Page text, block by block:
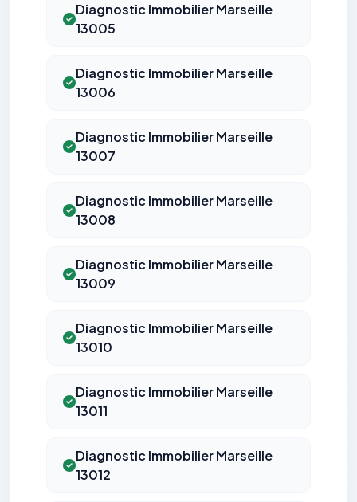
Diagnostic Immobilier Marseille
13005
Diagnostic Immobilier Marseille
13006
Diagnostic Immobilier Marseille
13007
Diagnostic Immobilier Marseille
13008
Diagnostic Immobilier Marseille
13009
Diagnostic Immobilier Marseille
13010
Diagnostic Immobilier Marseille
13011
Diagnostic Immobilier Marseille
13012